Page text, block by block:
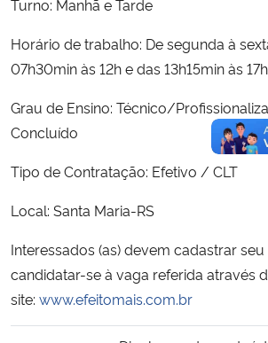
Turno: Manhã e Tarde
Horário de trabalho: De segunda à
07h30min às 12h e das 13h15min às
Grau de Ensino: Técnico/
Concluído
Tipo de Contratação: Efetivo / CLT
Local: Santa Maria-RS
Interessados (as) devem cadastrar
candidatar-se à vaga referida através
site: www.efeitomais.com.br